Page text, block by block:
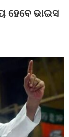
ହେବେ ଭାଇସ